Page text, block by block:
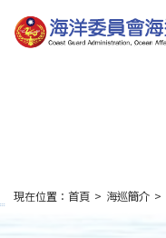
到
主
:::
現在位置： 首頁 > 海巡簡介 >